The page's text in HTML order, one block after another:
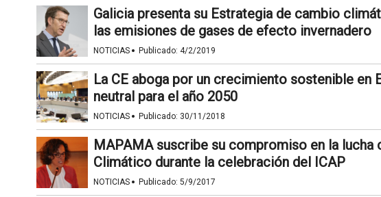
Galicia presenta su Estrategia de cambio
las emisiones de gases de efecto invernadero
NOTICIAS · Publicado: 4/2/2019
La CE aboga por un crecimiento sostenible en
neutral para el año 2050
NOTICIAS · Publicado: 30/11/2018
MAPAMA suscribe su compromiso en la lucha
Climático durante la celebración del ICAP
NOTICIAS · Publicado: 5/9/2017